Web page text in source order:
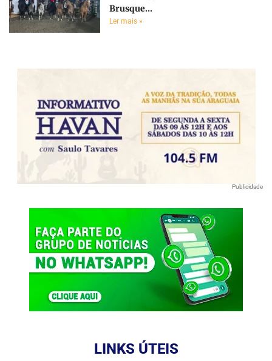
Brusque...
Ler mais »
Publicidade
LINKS ÚTEIS